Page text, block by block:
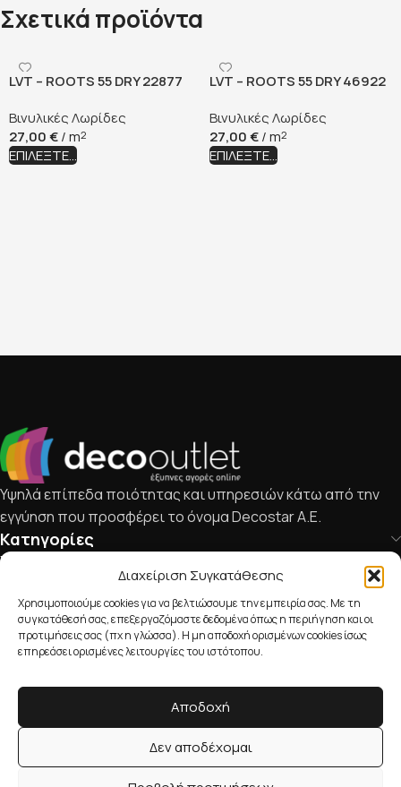
Διαχείριση Συγκατάθεσης
Χρησιμοποιούμε cookies για να βελτιώσουμε την εμπειρία σας. Με τη
συγκατάθεσή σας, επεξεργαζόμαστε δεδομένα όπως η περιήγηση και οι
προτιμήσεις σας (πχ η γλώσσα). Η μη αποδοχή ορισμένων cookies ίσως
επηρεάσει ορισμένες λειτουργίες του ιστότοπου.
Αποδοχή
Δεν αποδέχομαι
Σχετικά προϊόντα
LVT – ROOTS 55 DRY 22877
Βινυλικές Λωρίδες
27,00€/ m2
ΕΠΙΛΈΞΤΕ...
LVT – ROOTS 55 DRY 46922
Βινυλικές Λωρίδες
27,00€/ m2
ΕΠΙΛΈΞΤΕ...
Υψηλά επίπεδα ποιότητας και υπηρεσιών κάτω από την
εγγύηση που προσφέρει το όνομα Decostar Α.Ε.
Κατηγορίες
Χρήσιμοι Σύνδεσμοι
210 238 5308
e-sales@deco-outlet.gr
Social media